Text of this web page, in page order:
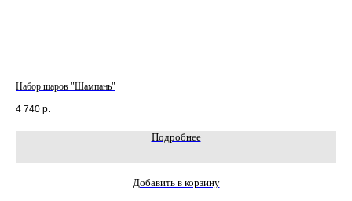
Набор шаров "Шампань"
4 740 р.
Подробнее
Добавить в корзину